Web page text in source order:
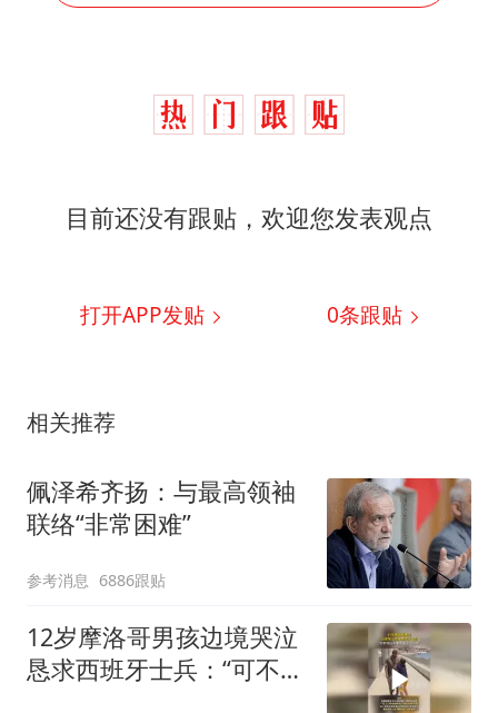
目前还没有跟贴，欢迎您发表观点
打开APP发贴 0条跟贴
相关推荐
佩泽希齐扬：与最高领袖
联络“非常困难”
参考消息 6886跟贴
12岁摩洛哥男孩边境哭泣
恳求西班牙士兵：“可不可